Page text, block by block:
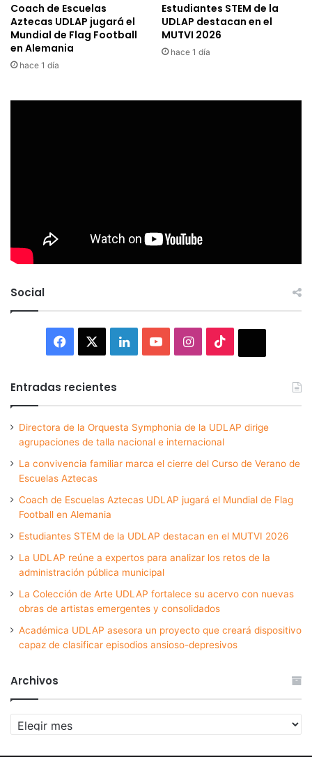
Coach de Escuelas
Aztecas UDLAP jugará el
Mundial de Flag Football
en Alemania
hace 1 día
Estudiantes STEM de la
UDLAP destacan en el
MUTVI 2026
hace 1 día
Social
Facebook LinkedInYouTubeInstagram
Entradas recientes
Directora de la Orquesta Symphonia de la UDLAP dirige
agrupaciones de talla nacional e internacional
La convivencia familiar marca el cierre del Curso de Verano de
Escuelas Aztecas
Coach de Escuelas Aztecas UDLAP jugará el Mundial de Flag
Football en Alemania
Estudiantes STEM de la UDLAP destacan en el MUTVI 2026
La UDLAP reúne a expertos para analizar los retos de la
administración pública municipal
La Colección de Arte UDLAP fortalece su acervo con nuevas
obras de artistas emergentes y consolidados
Académica UDLAP asesora un proyecto que creará dispositivo
capaz de clasificar episodios ansioso-depresivos
Archivos
Archivos